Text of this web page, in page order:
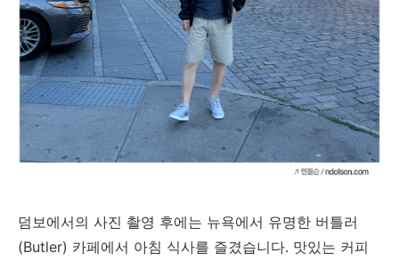
덤보에서의 사진 촬영 후에는 뉴욕에서 유명한 버틀러
(Butler) 카페에서 아침 식사를 즐겼습니다. 맛있는 커피